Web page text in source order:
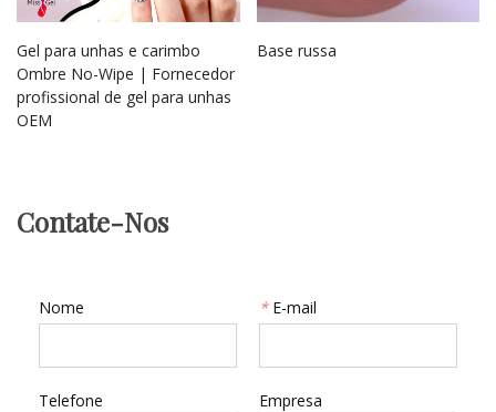
Gel para unhas e carimbo
Ombre No-Wipe | Fornecedor
profissional de gel para unhas
OEM
Base russa
Contate-Nos
Nome * E-mail
Telefone Empresa